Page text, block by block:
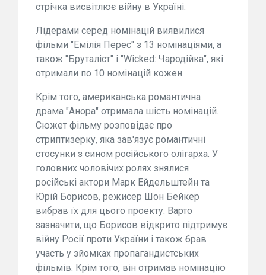
стрічка висвітлює війну в Україні.
Лідерами серед номінацій виявилися
фільми "Емілія Перес" з 13 номінаціями, а
також "Бруталіст" і "Wicked: Чародійка", які
отримали по 10 номінацій кожен.
Крім того, американська романтична
драма "Анора" отримала шість номінацій.
Сюжет фільму розповідає про
стриптизерку, яка зав'язує романтичні
стосунки з сином російського олігарха. У
головних чоловічих ролях знялися
російські актори Марк Ейдельштейн та
Юрій Борисов, режисер Шон Бейкер
вибрав їх для цього проекту. Варто
зазначити, що Борисов відкрито підтримує
війну Росії проти України і також брав
участь у зйомках пропагандистських
фільмів. Крім того, він отримав номінацію